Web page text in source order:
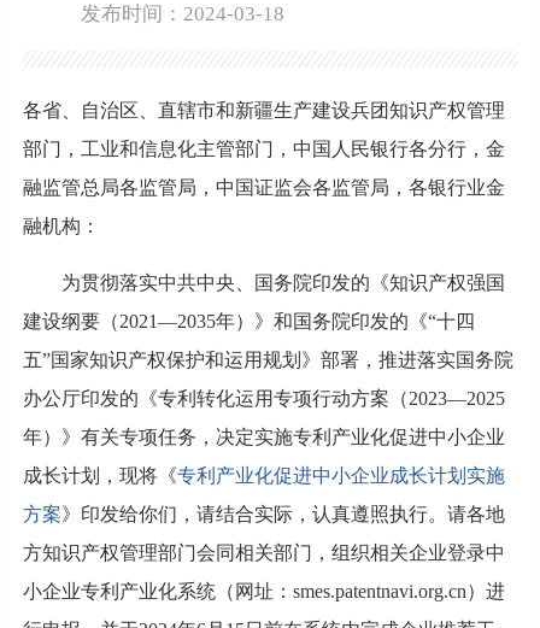
发布时间：2024-03-18
各省、自治区、直辖市和新疆生产建设兵团知识产权管理
部门，工业和信息化主管部门，中国人民银行各分行，金
融监管总局各监管局，中国证监会各监管局，各银行业金
融机构：
为贯彻落实中共中央、国务院印发的《知识产权强国
建设纲要（2021—2035年）》和国务院印发的《“十四
五”国家知识产权保护和运用规划》部署，推进落实国务院
办公厅印发的《专利转化运用专项行动方案（2023—2025
年）》有关专项任务，决定实施专利产业化促进中小企业
成长计划，现将《专利产业化促进中小企业成长计划实施
方案》印发给你们，请结合实际，认真遵照执行。请各地
方知识产权管理部门会同相关部门，组织相关企业登录中
小企业专利产业化系统（网址：smes.patentnavi.org.cn）进